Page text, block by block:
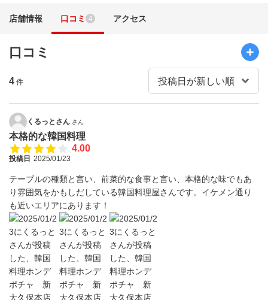
店舗情報 口コミ 4 アクセス
口コミ
4 件
くるっとさん さん
本格的な韓国料理
4.00
投稿日 2025/01/23
テーブルの種類と言い、前菜的な食事と言い、本格的な味でもあ
り雰囲気をかもしだしている韓国料理屋さんです。イケメン通り
も近いエリアにあります！